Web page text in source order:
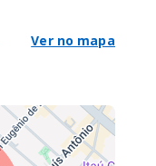
Ver no mapa